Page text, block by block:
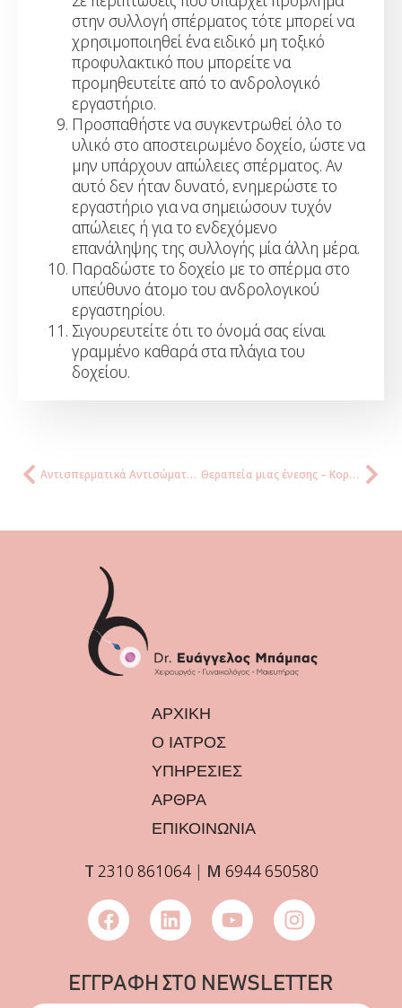
στην συλλογή σπέρματος τότε μπορεί να
χρησιμοποιηθεί ένα ειδικό μη τοξικό
προφυλακτικό που μπορείτε να
προμηθευτείτε από το ανδρολογικό
εργαστήριο.
Προσπαθήστε να συγκεντρωθεί όλο το
υλικό στο αποστειρωμένο δοχείο, ώστε να
μην υπάρχουν απώλειες σπέρματος. Αν
αυτό δεν ήταν δυνατό, ενημερώστε το
εργαστήριο για να σημειώσουν τυχόν
απώλειες ή για το ενδεχόμενο
επανάληψης της συλλογής μία άλλη μέρα.
Παραδώστε το δοχείο με το σπέρμα στο
υπεύθυνο άτομο του ανδρολογικού
εργαστηρίου.
Σιγουρευτείτε ότι το όνομά σας είναι
γραμμένο καθαρά στα πλάγια του
δοχείου.
Αντισπερματικά Αντισώματα & Huhner test Θεραπεία μιας ένεσης – Κοριφολλιτροπίνη
ΑΡΧΙΚΗ
Ο ΙΑΤΡΟΣ
ΥΠΗΡΕΣΙΕΣ
ΑΡΘΡΑ
ΕΠΙΚΟΙΝΩΝΙΑ
Τ 2310 861064| Μ 6944 650580
ΕΓΓΡΑΦΗ ΣΤΟ NEWSLETTER